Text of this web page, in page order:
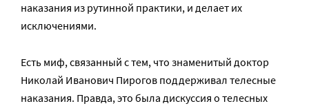
наказания из рутинной практики, и делает их
исключениями.
Есть миф, связанный с тем, что знаменитый доктор
Николай Иванович Пирогов поддерживал телесные
наказания. Правда, это была дискуссия о телесных